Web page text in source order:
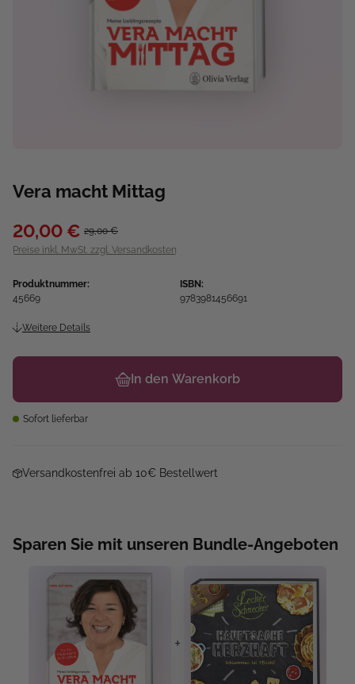
Vera macht Mittag
20,00 € 29,00 €
Preise inkl. MwSt. zzgl. Versandkosten
Produktnummer:
45669
ISBN:
9783981456691
Weitere Details
In den Warenkorb
Sofort lieferbar
Versandkostenfrei ab 10€ Bestellwert
Sparen Sie mit unseren Bundle-Angeboten
+